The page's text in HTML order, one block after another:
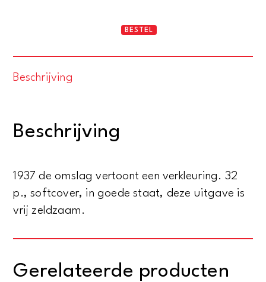
God
BESTEL
Beschrijving
Beschrijving
1937 de omslag vertoont een verkleuring. 32
p., softcover, in goede staat, deze uitgave is
vrij zeldzaam.
Gerelateerde producten